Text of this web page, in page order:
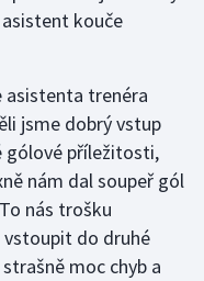
kouče
asistenta trenéra
jsme dobrý vstup
gólové příležitosti,
nám dal soupeř gól
nás trošku
vstoupit do druhé
moc chyb a